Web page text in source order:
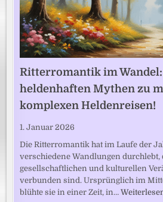
Ritterromantik im Wandel:
heldenhaften Mythen zu
komplexen Heldenreisen!
1. Januar 2026
Die Ritterromantik hat im Laufe der
verschiedene Wandlungen durchlebt,
gesellschaftlichen und kulturellen
verbunden sind. Ursprünglich im
blühte sie in einer Zeit, in…